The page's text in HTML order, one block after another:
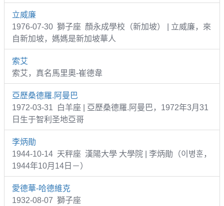
立威廉
1976-07-30 獅子座 顏永成學校（新加坡） | 立威廉，來
自新加坡，媽媽是新加坡華人
索艾
索艾，真名馬里奧-崔德韋
亞歷桑德羅.阿曼巴
1972-03-31 白羊座 | 亞歷桑德羅.阿曼巴，1972年3月31
日生于智利圣地亞哥
李炳勛
1944-10-14 天秤座 漢陽大學 大學院 | 李炳勛（이병훈，
1944年10月14日－）
愛德華-哈德維克
1932-08-07 獅子座